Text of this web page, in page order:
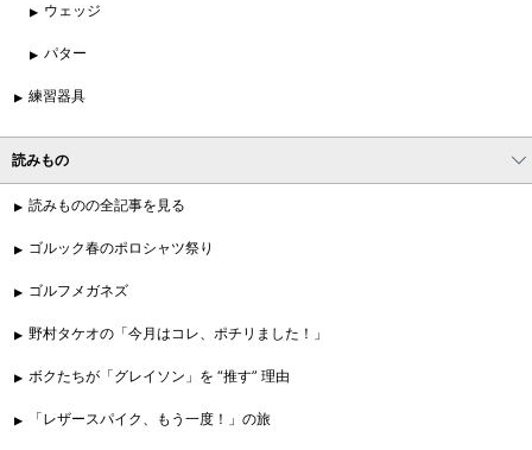
ウェッジ
パター
練習器具
読みもの
読みものの全記事を見る
ゴルック春のポロシャツ祭り
ゴルフメガネズ
野村タケオの「今月はコレ、ポチリました！」
ボクたちが「グレイソン」を “推す” 理由
「レザースパイク、もう一度！」の旅